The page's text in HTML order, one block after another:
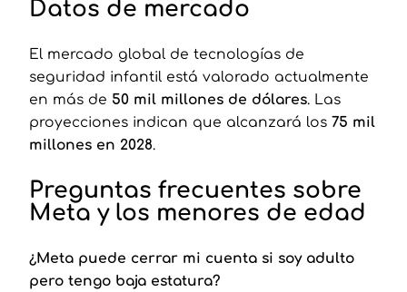
Datos de mercado
El mercado global de tecnologías de
seguridad infantil está valorado actualmente
en más de 50 mil millones de dólares. Las
proyecciones indican que alcanzará los 75 mil
millones en 2028.
Preguntas frecuentes sobre
Meta y los menores de edad
¿Meta puede cerrar mi cuenta si soy adulto
pero tengo baja estatura?